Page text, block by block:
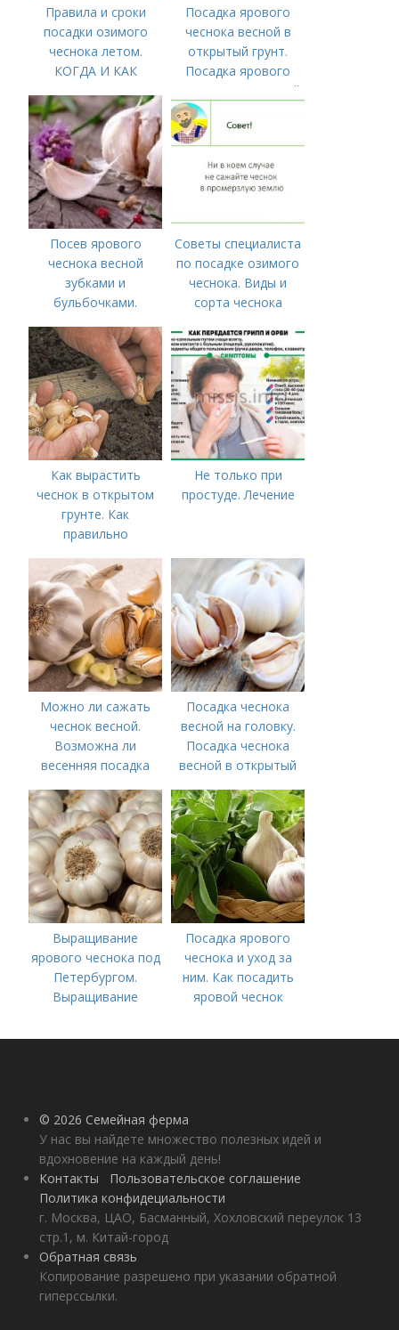
Правила и сроки
посадки озимого
чеснока летом.
КОГДА И КАК
ПОСАДИТЬ ОЗИМЫЙ
ЧЕСНОК
Посадка ярового
чеснока весной в
открытый грунт.
Посадка ярового
чеснока в открытый
Посев ярового
чеснока весной
зубками и
бульбочками.
посадки озимого
чеснока
Советы специалиста
по посадке озимого
чеснока. Виды и
сорта чеснока
Как вырастить
чеснок в открытом
грунте. Как
правильно
открытом грунте
Не только при
простуде. Лечение
Можно ли сажать
чеснок весной.
Возможна ли
весенняя посадка
лучше делать
Посадка чеснока
весной на головку.
Посадка чеснока
весной в открытый
Выращивание
ярового чеснока под
Петербургом.
Выращивание
важных моментов
Посадка ярового
чеснока и уход за
ним. Как посадить
яровой чеснок
© 2026 Семейная ферма
У нас вы найдете множество полезных идей и
вдохновение на каждый день!
Контакты
Пользовательское соглашение
Политика конфидециальности
г. Москва, ЦАО, Басманный, Хохловский переулок 13
стр.1, м. Китай-город
Обратная связь
Копирование разрешено при указании обратной
гиперссылки.